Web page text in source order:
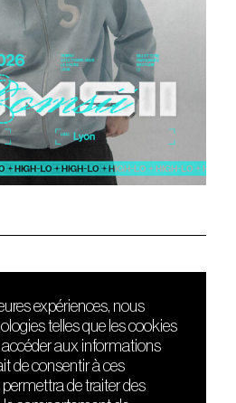
FRIENDS
Nuits sonores
HEAT
Hôtel71
expériences, nous
telles que les cookies
aux informations
de consentir à ces
de traiter des